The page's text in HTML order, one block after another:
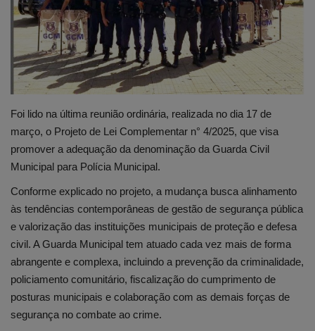
Edições em PDF
Fotos
Foi lido na última reunião ordinária, realizada no dia 17 de
março, o Projeto de Lei Complementar n° 4/2025, que visa
promover a adequação da denominação da Guarda Civil
Municipal para Polícia Municipal.
Conforme explicado no projeto, a mudança busca alinhamento
às tendências contemporâneas de gestão de segurança pública
e valorização das instituições municipais de proteção e defesa
civil. A Guarda Municipal tem atuado cada vez mais de forma
abrangente e complexa, incluindo a prevenção da criminalidade,
policiamento comunitário, fiscalização do cumprimento de
posturas municipais e colaboração com as demais forças de
segurança no combate ao crime.